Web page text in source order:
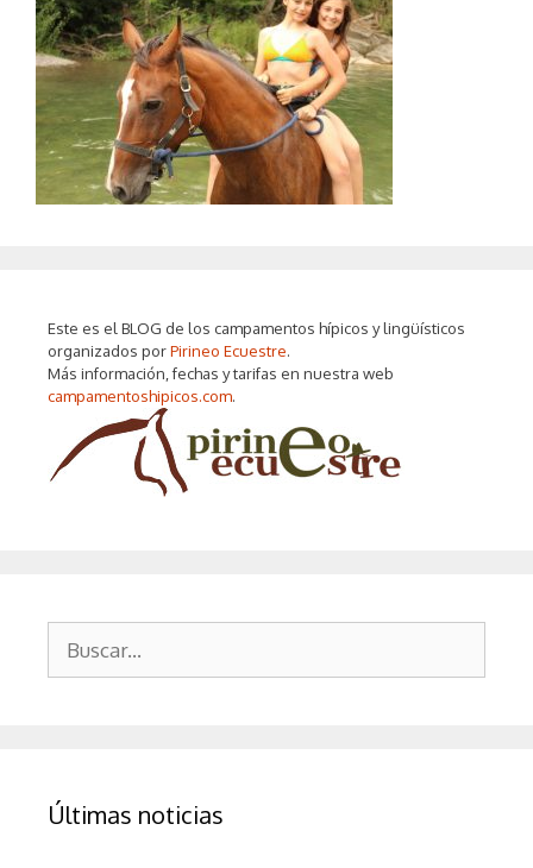
Este es el BLOG de los campamentos hípicos y lingüísticos
organizados porPirineo Ecuestre.
Más información, fechas y tarifas en nuestra web
campamentoshipicos.com.
Últimas noticias